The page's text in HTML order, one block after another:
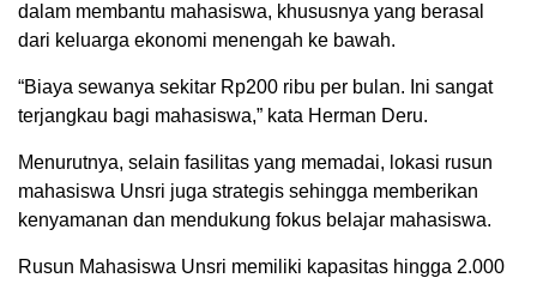
dalam membantu mahasiswa, khususnya yang berasal
dari keluarga ekonomi menengah ke bawah.
“Biaya sewanya sekitar Rp200 ribu per bulan. Ini sangat
terjangkau bagi mahasiswa,” kata Herman Deru.
Menurutnya, selain fasilitas yang memadai, lokasi rusun
mahasiswa Unsri juga strategis sehingga memberikan
kenyamanan dan mendukung fokus belajar mahasiswa.
Rusun Mahasiswa Unsri memiliki kapasitas hingga 2.000